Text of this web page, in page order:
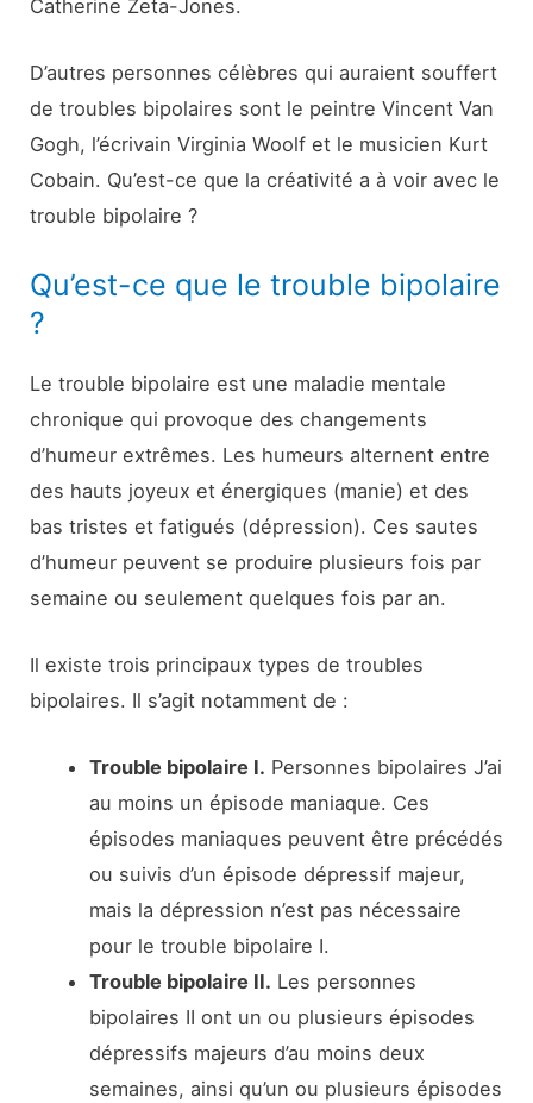
Catherine Zeta-Jones.
D’autres personnes célèbres qui auraient souffert
de troubles bipolaires sont le peintre Vincent Van
Gogh, l’écrivain Virginia Woolf et le musicien Kurt
Cobain. Qu’est-ce que la créativité a à voir avec le
trouble bipolaire ?
Qu’est-ce que le trouble bipolaire
?
Le trouble bipolaire est une maladie mentale
chronique qui provoque des changements
d’humeur extrêmes. Les humeurs alternent entre
des hauts joyeux et énergiques (manie) et des
bas tristes et fatigués (dépression). Ces sautes
d’humeur peuvent se produire plusieurs fois par
semaine ou seulement quelques fois par an.
Il existe trois principaux types de troubles
bipolaires. Il s’agit notamment de :
Trouble bipolaire I. Personnes bipolaires J’ai
au moins un épisode maniaque. Ces
épisodes maniaques peuvent être précédés
ou suivis d’un épisode dépressif majeur,
mais la dépression n’est pas nécessaire
pour le trouble bipolaire I.
Trouble bipolaire II. Les personnes
bipolaires II ont un ou plusieurs épisodes
dépressifs majeurs d’au moins deux
semaines, ainsi qu’un ou plusieurs épisodes